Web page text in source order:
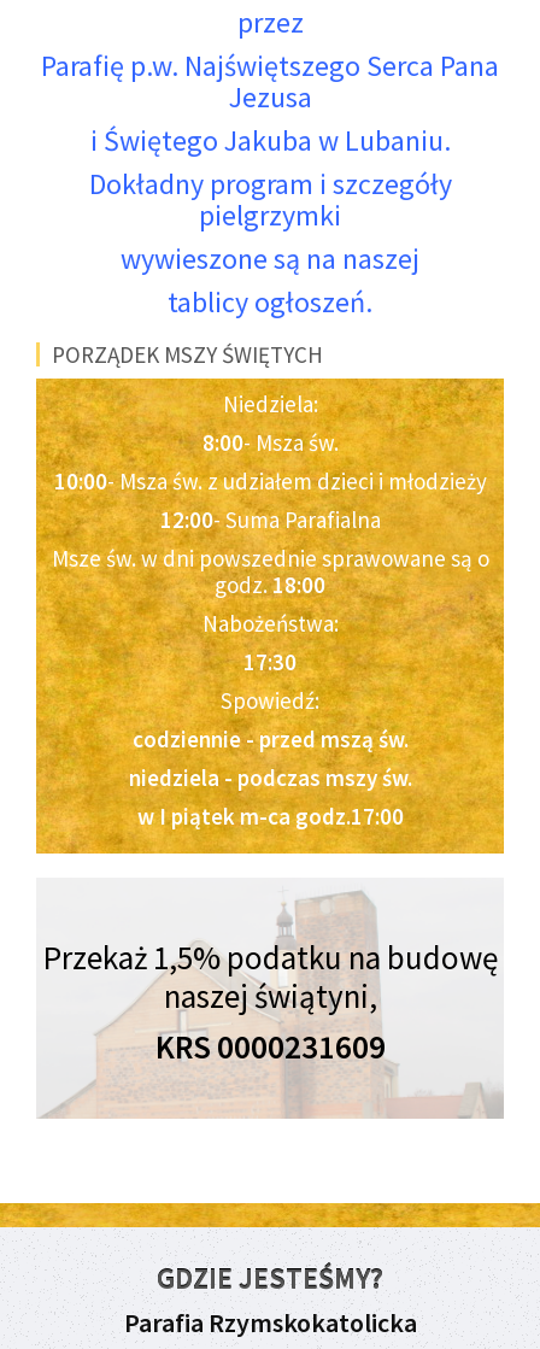
przez
Parafię p.w. Najświętszego Serca Pana
Jezusa
i Świętego Jakuba w Lubaniu.
Dokładny program i szczegóły
pielgrzymki
wywieszone są na naszej
tablicy ogłoszeń.
PORZĄDEK MSZY ŚWIĘTYCH
Niedziela:
8:00- Msza św.
10:00- Msza św. z udziałem dzieci i młodzieży
12:00- Suma Parafialna
Msze św. w dni powszednie sprawowane są o
godz.18:00
Nabożeństwa:
17:30
Spowiedź:
codziennie - przed mszą św.
niedziela - podczas mszy św.
w I piątek m-ca godz.17:00
Przekaż 1,5% podatku na budowę
naszej świątyni,
KRS 0000231609
GDZIE JESTEŚMY?
Parafia Rzymskokatolicka